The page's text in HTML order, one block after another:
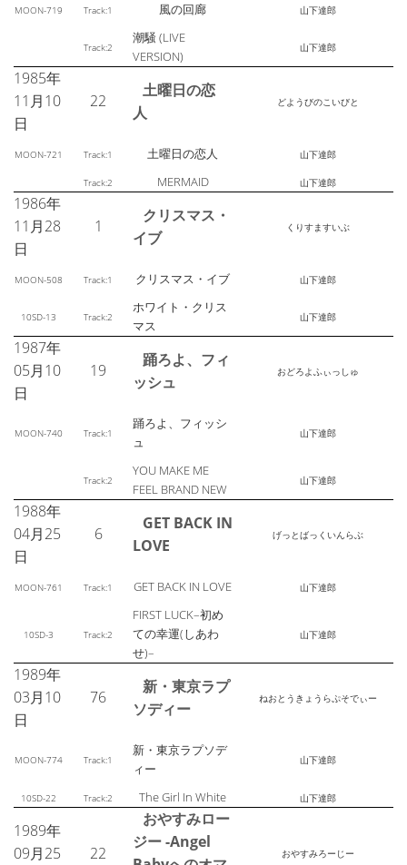
MOON-719 Track:1 風の回廊 山下達郎
Track:2
潮騒 (LIVE
VERSION)
山下達郎
1985年
11月10
日
22
土曜日の恋
人
どようびのこいびと
MOON-721 Track:1 土曜日の恋人 山下達郎
Track:2 MERMAID 山下達郎
1986年
11月28
日
1
クリスマス・
イブ
くりすますいぶ
MOON-508 Track:1 クリスマス・イブ 山下達郎
10SD-13 Track:2
ホワイト・クリス
マス
山下達郎
1987年
05月10
日
19
踊ろよ、フィ
ッシュ
おどろよふぃっしゅ
MOON-740 Track:1
踊ろよ、フィッシ
ュ
山下達郎
Track:2
YOU MAKE ME
FEEL BRAND NEW
山下達郎
1988年
04月25
日
6
GET BACK IN
LOVE
げっとばっくいんらぶ
MOON-761 Track:1 GET BACK IN LOVE 山下達郎
10SD-3 Track:2
FIRST LUCK–初め
ての幸運(しあわ
せ)–
山下達郎
1989年
03月10
日
76
新・東京ラプ
ソディー
ねおとうきょうらぷそでぃー
MOON-774 Track:1
新・東京ラプソデ
ィー
山下達郎
10SD-22 Track:2 The Girl In White 山下達郎
1989年
09月25
22
おやすみロー
ジー -Angel
おやすみろーじー